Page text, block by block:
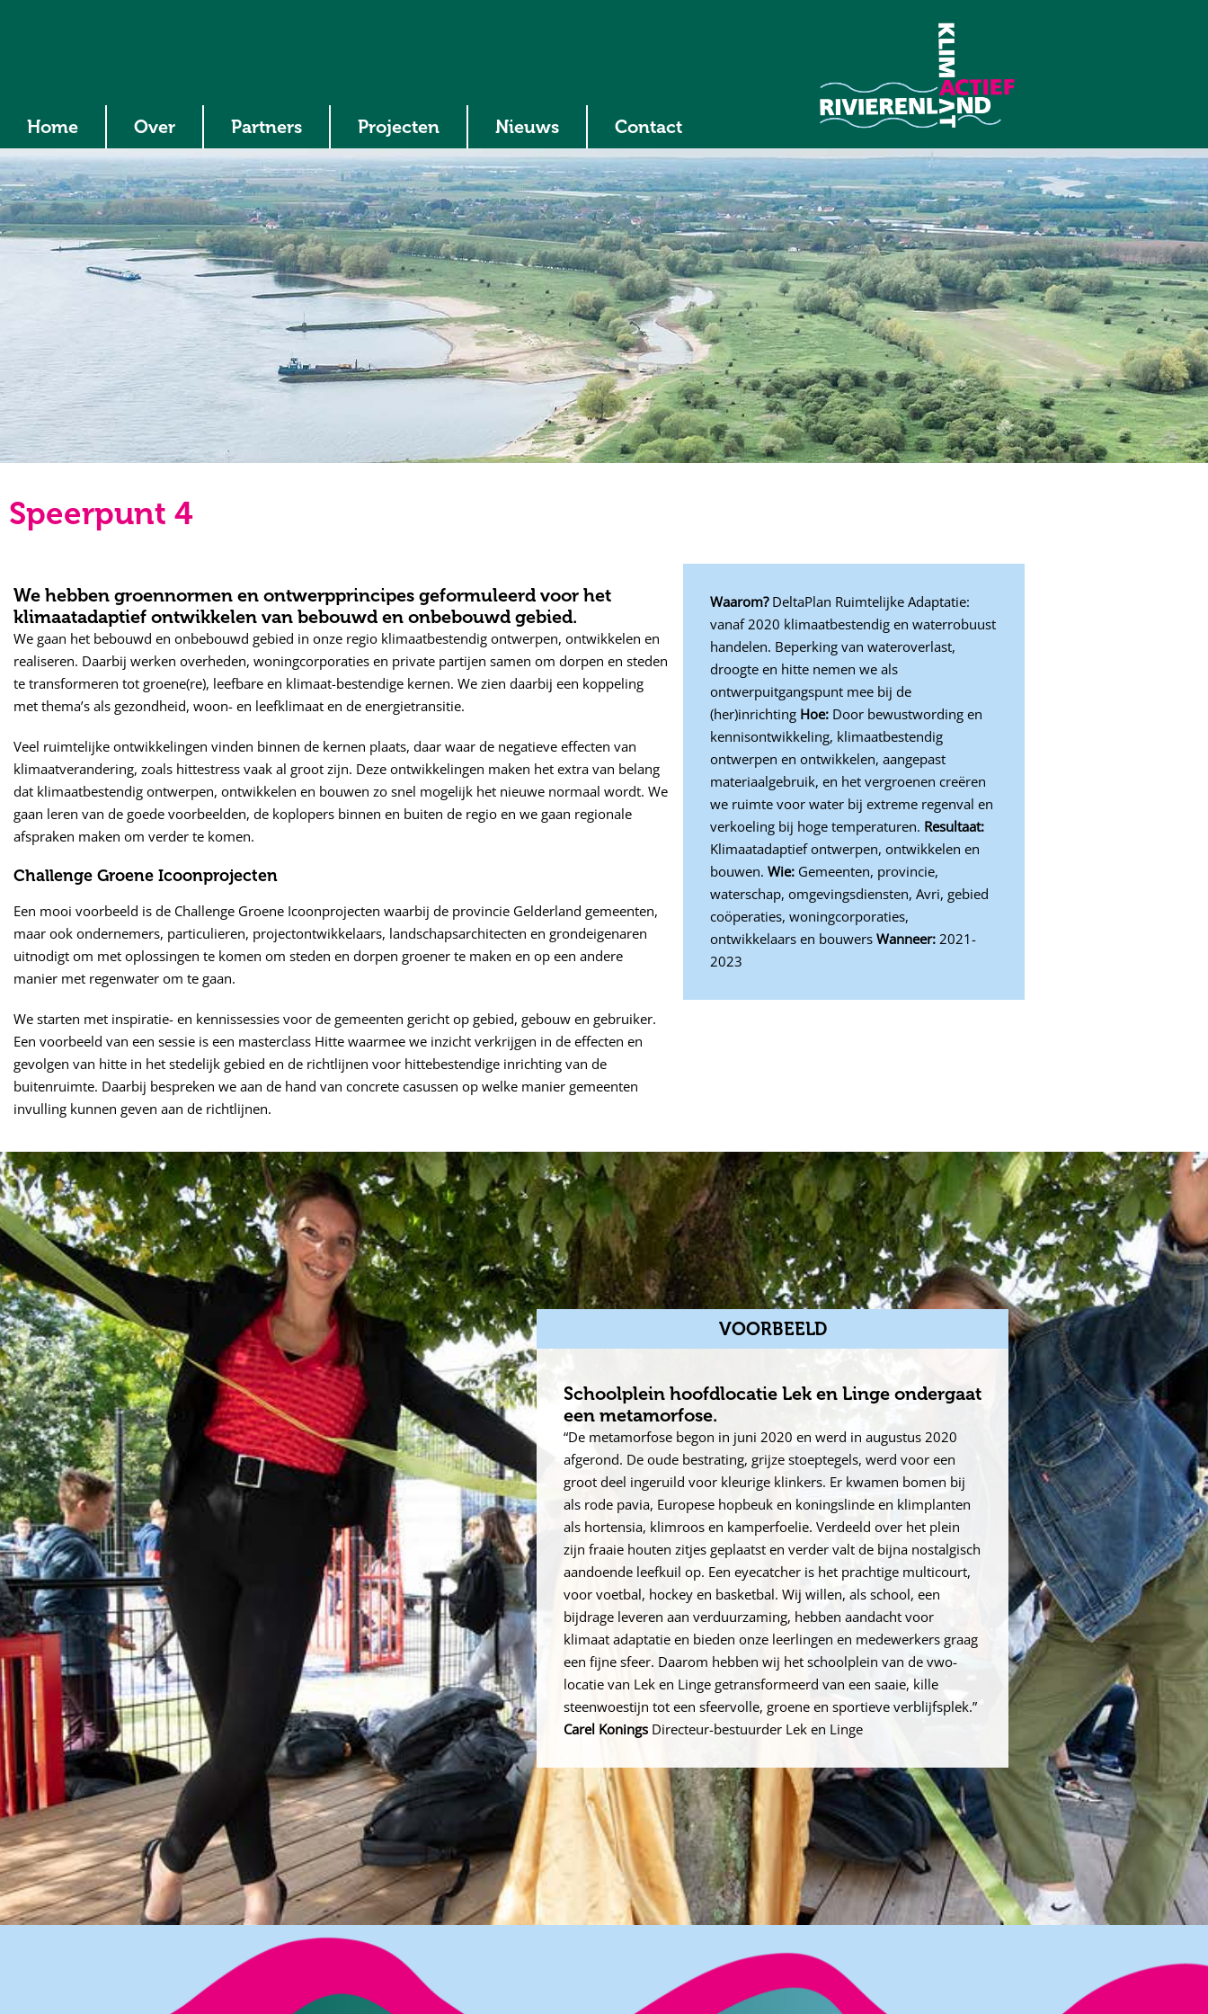
Home Over Partners Projecten Nieuws Contact
Speerpunt 4
We hebben groennormen en ontwerpprincipes geformuleerd voor het
klimaatadaptief ontwikkelen van bebouwd en onbebouwd gebied.
We gaan het bebouwd en onbebouwd gebied in onze regio klimaatbestendig ontwerpen, ontwikkelen en
realiseren. Daarbij werken overheden, woningcorporaties en private partijen samen om dorpen en steden
te transformeren tot groene(re), leefbare en klimaat-bestendige kernen. We zien daarbij een koppeling
met thema’s als gezondheid, woon- en leefklimaat en de energietransitie.
Veel ruimtelijke ontwikkelingen vinden binnen de kernen plaats, daar waar de negatieve effecten van
klimaatverandering, zoals hittestress vaak al groot zijn. Deze ontwikkelingen maken het extra van belang
dat klimaatbestendig ontwerpen, ontwikkelen en bouwen zo snel mogelijk het nieuwe normaal wordt. We
gaan leren van de goede voorbeelden, de koplopers binnen en buiten de regio en we gaan regionale
afspraken maken om verder te komen.
Challenge Groene Icoonprojecten
Een mooi voorbeeld is de Challenge Groene Icoonprojecten waarbij de provincie Gelderland gemeenten,
maar ook ondernemers, particulieren, projectontwikkelaars, landschapsarchitecten en grondeigenaren
uitnodigt om met oplossingen te komen om steden en dorpen groener te maken en op een andere
manier met regenwater om te gaan.
We starten met inspiratie- en kennissessies voor de gemeenten gericht op gebied, gebouw en gebruiker.
Een voorbeeld van een sessie is een masterclass Hitte waarmee we inzicht verkrijgen in de effecten en
gevolgen van hitte in het stedelijk gebied en de richtlijnen voor hittebestendige inrichting van de
buitenruimte. Daarbij bespreken we aan de hand van concrete casussen op welke manier gemeenten
invulling kunnen geven aan de richtlijnen.
Waarom? DeltaPlan Ruimtelijke Adaptatie:
vanaf 2020 klimaatbestendig en waterrobuust
handelen. Beperking van wateroverlast,
droogte en hitte nemen we als
ontwerpuitgangspunt mee bij de
(her)inrichting Hoe: Door bewustwording en
kennisontwikkeling, klimaatbestendig
ontwerpen en ontwikkelen, aangepast
materiaalgebruik, en het vergroenen creëren
we ruimte voor water bij extreme regenval en
verkoeling bij hoge temperaturen. Resultaat:
Klimaatadaptief ontwerpen, ontwikkelen en
bouwen. Wie: Gemeenten, provincie,
waterschap, omgevingsdiensten, Avri, gebied
coöperaties, woningcorporaties,
ontwikkelaars en bouwers Wanneer: 2021-
2023
VOORBEELD
Schoolplein hoofdlocatie Lek en Linge ondergaat
een metamorfose.
“De metamorfose begon in juni 2020 en werd in augustus 2020
afgerond. De oude bestrating, grijze stoeptegels, werd voor een
groot deel ingeruild voor kleurige klinkers. Er kwamen bomen bij
als rode pavia, Europese hopbeuk en koningslinde en klimplanten
als hortensia, klimroos en kamperfoelie. Verdeeld over het plein
zijn fraaie houten zitjes geplaatst en verder valt de bijna nostalgisch
aandoende leefkuil op. Een eyecatcher is het prachtige multicourt,
voor voetbal, hockey en basketbal. Wij willen, als school, een
bijdrage leveren aan verduurzaming, hebben aandacht voor
klimaat adaptatie en bieden onze leerlingen en medewerkers graag
een fijne sfeer. Daarom hebben wij het schoolplein van de vwo-
locatie van Lek en Linge getransformeerd van een saaie, kille
steenwoestijn tot een sfeervolle, groene en sportieve verblijfsplek.”
Carel KoningsDirecteur-bestuurder Lek en Linge